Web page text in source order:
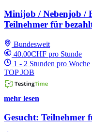
Minijob / Nebenjob /
Teilnehmer für
Bundesweit
40.00CHF pro Stunde
1 - 2 Stunden pro Woche
TOP JOB
mehr lesen
Gesucht: Teilnehmer